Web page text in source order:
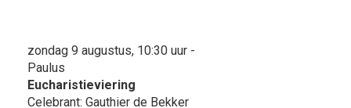
zondag 9 augustus, 10:30 uur -
Paulus
Eucharistieviering
Celebrant: Gauthier de Bekker